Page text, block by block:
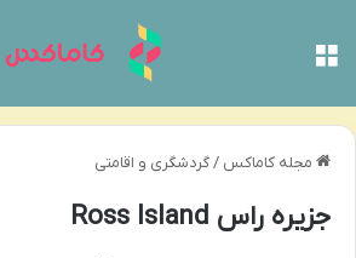
مجله کاماکس /گردشگری و اقامتی
جزیره راس Ross Island